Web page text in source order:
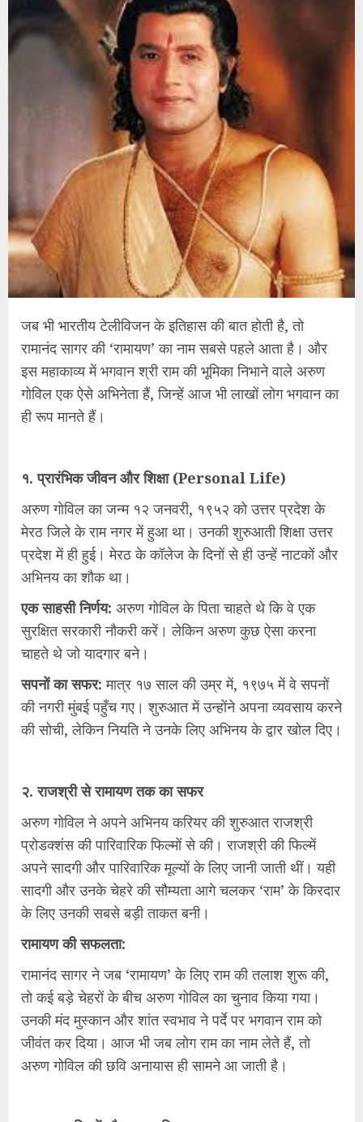
जब भी भारतीय टेलीविजन के इतिहास की बात होती है, तो
रामानंद सागर की ‘रामायण’ का नाम सबसे पहले आता है। और
इस महाकाव्य में भगवान श्री राम की भूमिका निभाने वाले अरुण
गोविल एक ऐसे अभिनेता हैं, जिन्हें आज भी लाखों लोग भगवान का
ही रूप मानते हैं।
​१. प्रारंभिक जीवन और शिक्षा (Personal Life)
​अरुण गोविल का जन्म १२ जनवरी, १९५२ को उत्तर प्रदेश के
मेरठ जिले के राम नगर में हुआ था। उनकी शुरुआती शिक्षा उत्तर
प्रदेश में ही हुई। मेरठ के कॉलेज के दिनों से ही उन्हें नाटकों और
अभिनय का शौक था।
​एक साहसी निर्णय: अरुण गोविल के पिता चाहते थे कि वे एक
सुरक्षित सरकारी नौकरी करें। लेकिन अरुण कुछ ऐसा करना
चाहते थे जो यादगार बने।
​सपनों का सफर: मात्र १७ साल की उम्र में, १९७५ में वे सपनों
की नगरी मुंबई पहुँच गए। शुरुआत में उन्होंने अपना व्यवसाय करने
की सोची, लेकिन नियति ने उनके लिए अभिनय के द्वार खोल दिए।
​२. राजश्री से रामायण तक का सफर
​अरुण गोविल ने अपने अभिनय करियर की शुरुआत राजश्री
प्रोडक्शंस की पारिवारिक फिल्मों से की। राजश्री की फिल्में
अपने सादगी और पारिवारिक मूल्यों के लिए जानी जाती थीं। यही
सादगी और उनके चेहरे की सौम्यता आगे चलकर ‘राम’ के किरदार
के लिए उनकी सबसे बड़ी ताकत बनी।
​रामायण की सफलता:
रामानंद सागर ने जब ‘रामायण’ के लिए राम की तलाश शुरू की,
तो कई बड़े चेहरों के बीच अरुण गोविल का चुनाव किया गया।
उनकी मंद मुस्कान और शांत स्वभाव ने पर्दे पर भगवान राम को
जीवंत कर दिया। आज भी जब लोग राम का नाम लेते हैं, तो
अरुण गोविल की छवि अनायास ही सामने आ जाती है।